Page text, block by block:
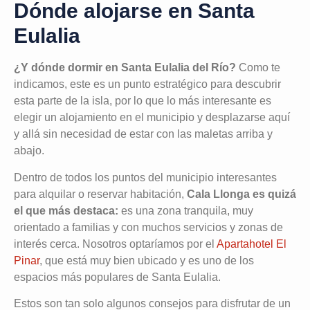
Dónde alojarse en Santa
Eulalia
¿Y dónde dormir en Santa Eulalia del Río? Como te
indicamos, este es un punto estratégico para descubrir
esta parte de la isla, por lo que lo más interesante es
elegir un alojamiento en el municipio y desplazarse aquí
y allá sin necesidad de estar con las maletas arriba y
abajo.
Dentro de todos los puntos del municipio interesantes
para alquilar o reservar habitación, Cala Llonga es quizá
el que más destaca: es una zona tranquila, muy
orientado a familias y con muchos servicios y zonas de
interés cerca. Nosotros optaríamos por el Apartahotel El
Pinar, que está muy bien ubicado y es uno de los
espacios más populares de Santa Eulalia.
Estos son tan solo algunos consejos para disfrutar de un